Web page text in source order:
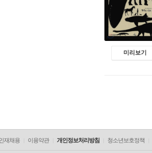
미리보기
재채용 이용약관 개인정보처리방침 청소년보호정책